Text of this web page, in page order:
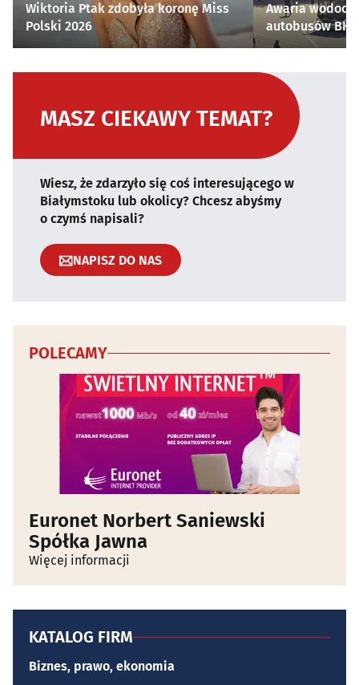
Wiktoria Ptak zdobyła koronę Miss
Polski 2026
Awaria
autobusów
MASZ CIEKAWY TEMAT?
Wiesz, że zdarzyło się coś interesującego w
Białymstoku lub okolicy? Chcesz abyśmy
o czymś napisali?
NAPISZ DO NAS
POLECAMY
Euronet Norbert Saniewski
Spółka Jawna
Więcej informacji
KATALOG FIRM
Biznes, prawo, ekonomia